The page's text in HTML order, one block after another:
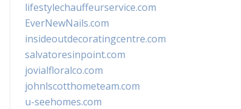
lifestylechauffeurservice.com
EverNewNails.com
insideoutdecoratingcentre.com
salvatoresinpoint.com
jovialfloralco.com
johnlscotthometeam.com
u-seehomes.com